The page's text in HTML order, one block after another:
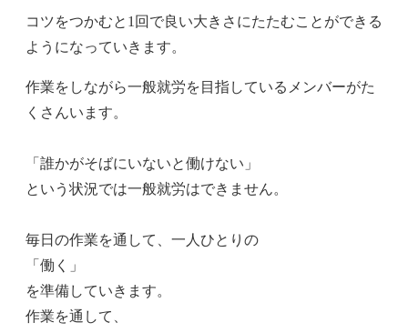
コツをつかむと1回で良い大きさにたたむことができる
ようになっていきます。
作業をしながら一般就労を目指しているメンバーがた
くさんいます。
「誰かがそばにいないと働けない」
という状況では一般就労はできません。
毎日の作業を通して、一人ひとりの
「働く」
を準備していきます。
作業を通して、